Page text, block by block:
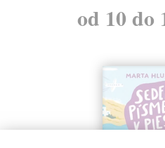
od 10 do